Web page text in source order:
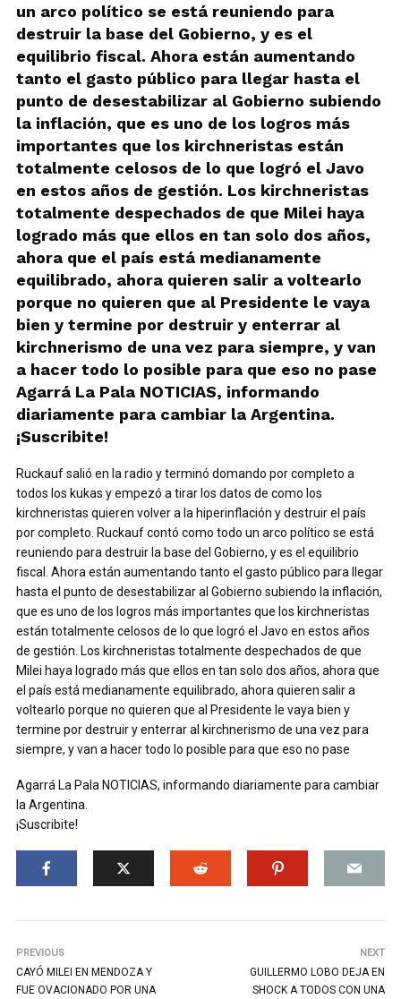
un arco político se está reuniendo para
destruir la base del Gobierno, y es el
equilibrio fiscal. Ahora están aumentando
tanto el gasto público para llegar hasta el
punto de desestabilizar al Gobierno subiendo
la inflación, que es uno de los logros más
importantes que los kirchneristas están
totalmente celosos de lo que logró el Javo
en estos años de gestión. Los kirchneristas
totalmente despechados de que Milei haya
logrado más que ellos en tan solo dos años,
ahora que el país está medianamente
equilibrado, ahora quieren salir a voltearlo
porque no quieren que al Presidente le vaya
bien y termine por destruir y enterrar al
kirchnerismo de una vez para siempre, y van
a hacer todo lo posible para que eso no pase
Agarrá La Pala NOTICIAS, informando
diariamente para cambiar la Argentina.
¡Suscribite!
Ruckauf salió en la radio y terminó domando por completo a
todos los kukas y empezó a tirar los datos de como los
kirchneristas quieren volver a la hiperinflación y destruir el país
por completo. Ruckauf contó como todo un arco político se está
reuniendo para destruir la base del Gobierno, y es el equilibrio
fiscal. Ahora están aumentando tanto el gasto público para llegar
hasta el punto de desestabilizar al Gobierno subiendo la inflación,
que es uno de los logros más importantes que los kirchneristas
están totalmente celosos de lo que logró el Javo en estos años
de gestión. Los kirchneristas totalmente despechados de que
Milei haya logrado más que ellos en tan solo dos años, ahora que
el país está medianamente equilibrado, ahora quieren salir a
voltearlo porque no quieren que al Presidente le vaya bien y
termine por destruir y enterrar al kirchnerismo de una vez para
siempre, y van a hacer todo lo posible para que eso no pase
Agarrá La Pala NOTICIAS, informando diariamente para cambiar
la Argentina.
¡Suscribite!
PREVIOUS
CAYÓ MILEI EN MENDOZA Y
FUE OVACIONADO POR UNA
NEXT
GUILLERMO LOBO DEJA EN
SHOCK A TODOS CON UNA